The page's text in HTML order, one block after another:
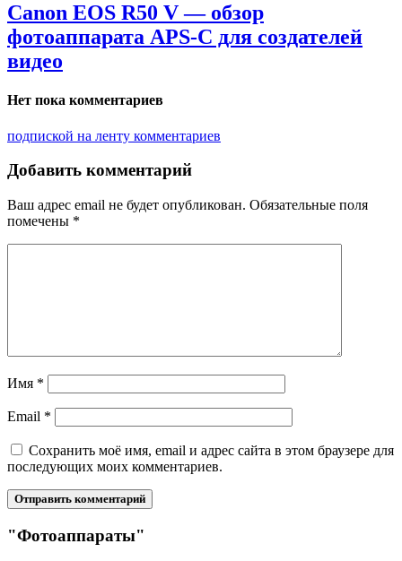
Canon EOS R50 V — обзор
фотоаппарата APS-C для создателей
видео
Нет пока комментариев
подпиской на ленту комментариев
Добавить комментарий
Ваш адрес email не будет опубликован. Обязательные поля
помечены *
Имя *
Email *
Сохранить моё имя, email и адрес сайта в этом браузере для
последующих моих комментариев.
"Фотоаппараты"